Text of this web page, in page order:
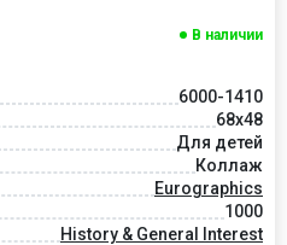
В наличии
6000-1410
68x48
Для детей
Коллаж
Eurographics
1000
History & General Interest